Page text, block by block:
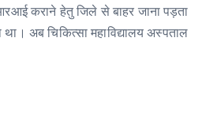
कराने हेतु जिले से बाहर जाना पड़ता
अब चिकित्सा महाविद्यालय अस्पताल